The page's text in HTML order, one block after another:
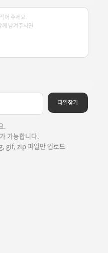
파일찾기
.
가능합니다.
zip 파일만 업로드